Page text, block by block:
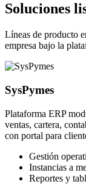
Soluciones
Líneas de producto
empresa bajo la
SysPymes
Plataforma ERP
ventas, cartera,
con portal para
Gestión
Instancias a
Reportes y